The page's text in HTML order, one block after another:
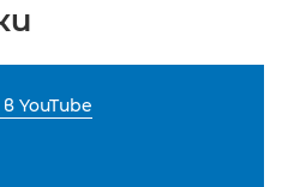
YouTube